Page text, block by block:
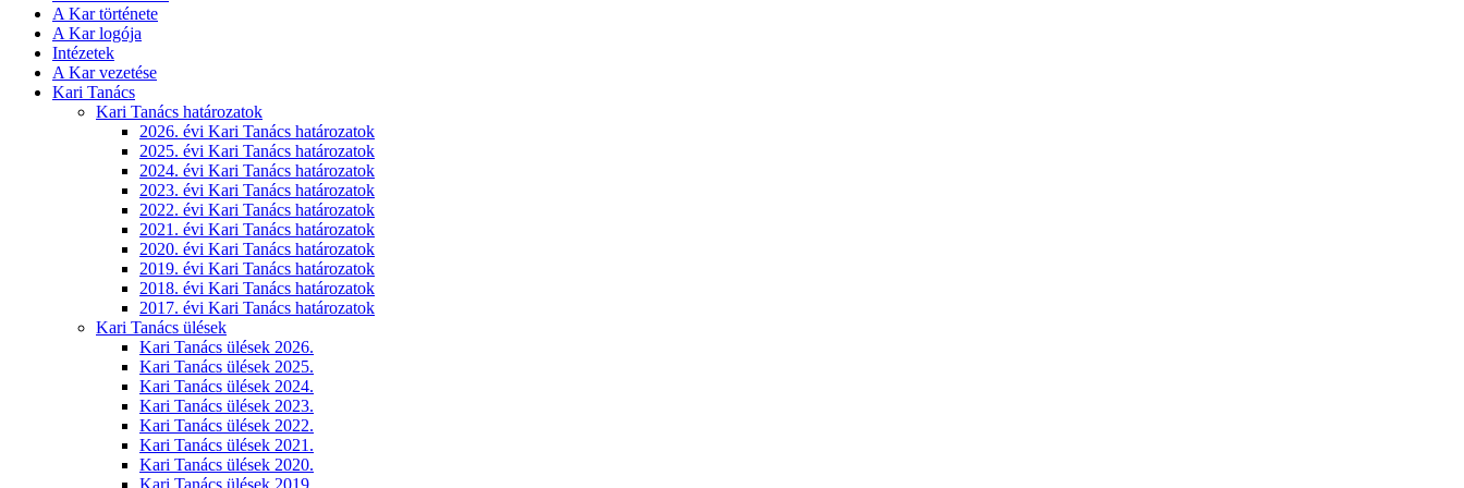
A Kar története
A Kar logója
Intézetek
A Kar vezetése
Kari Tanács
Kari Tanács határozatok
2026. évi Kari Tanács határozatok
2025. évi Kari Tanács határozatok
2024. évi Kari Tanács határozatok
2023. évi Kari Tanács határozatok
2022. évi Kari Tanács határozatok
2021. évi Kari Tanács határozatok
2020. évi Kari Tanács határozatok
2019. évi Kari Tanács határozatok
2018. évi Kari Tanács határozatok
2017. évi Kari Tanács határozatok
Kari Tanács ülések
Kari Tanács ülések 2026.
Kari Tanács ülések 2025.
Kari Tanács ülések 2024.
Kari Tanács ülések 2023.
Kari Tanács ülések 2022.
Kari Tanács ülések 2021.
Kari Tanács ülések 2020.
Kari Tanács ülések 2019.